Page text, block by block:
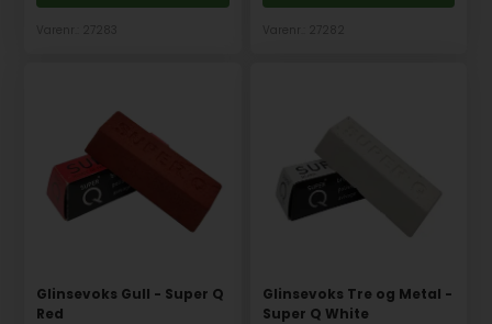
Glinsevoks Gull - Super Q
Red
Glinsevoks Tre og Metal -
Super Q White